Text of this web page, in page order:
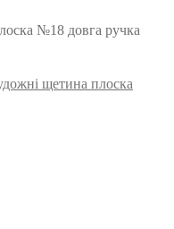
№18 довга ручка
щетина плоска